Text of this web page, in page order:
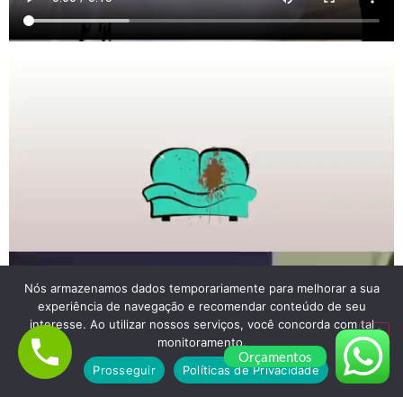
Orçamentos
Nós armazenamos dados temporariamente para melhorar a sua
experiência de navegação e recomendar conteúdo de seu
interesse. Ao utilizar nossos serviços, você concorda com tal
monitoramento.
Prosseguir
Políticas de Privacidade